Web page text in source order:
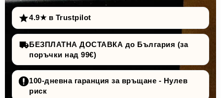
4.9★ в Trustpilot
БЕЗПЛАТНА ДОСТАВКА до България (за
поръчки над 99€)
100-дневна гаранция за връщане - Нулев
риск